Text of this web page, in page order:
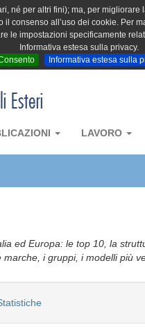
né per altri fini); ma, per
all’uso dei cookie. Per
impostazioni specificamente
Informativa estesa sulla privacy.
Informativa estesa sulla
LAVORO
ed Europa: le top 10, la
i gruppi, i modelli più